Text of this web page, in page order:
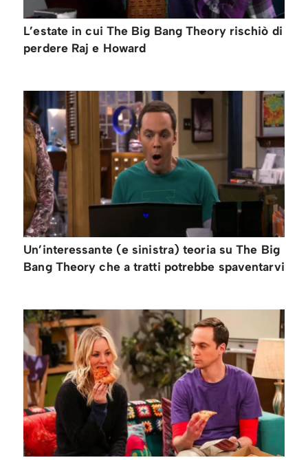
L’estate in cui The Big Bang Theory rischiò di
perdere Raj e Howard
Un’interessante (e sinistra) teoria su The Big
Bang Theory che a tratti potrebbe spaventarvi